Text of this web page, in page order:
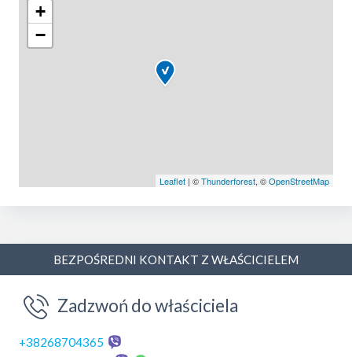
+
−
Leaflet | ©Thunderforest, ©OpenStreetMap
BEZPOŚREDNI KONTAKT Z WŁAŚCICIELEM
Zadzwoń do właściciela
+38268704365